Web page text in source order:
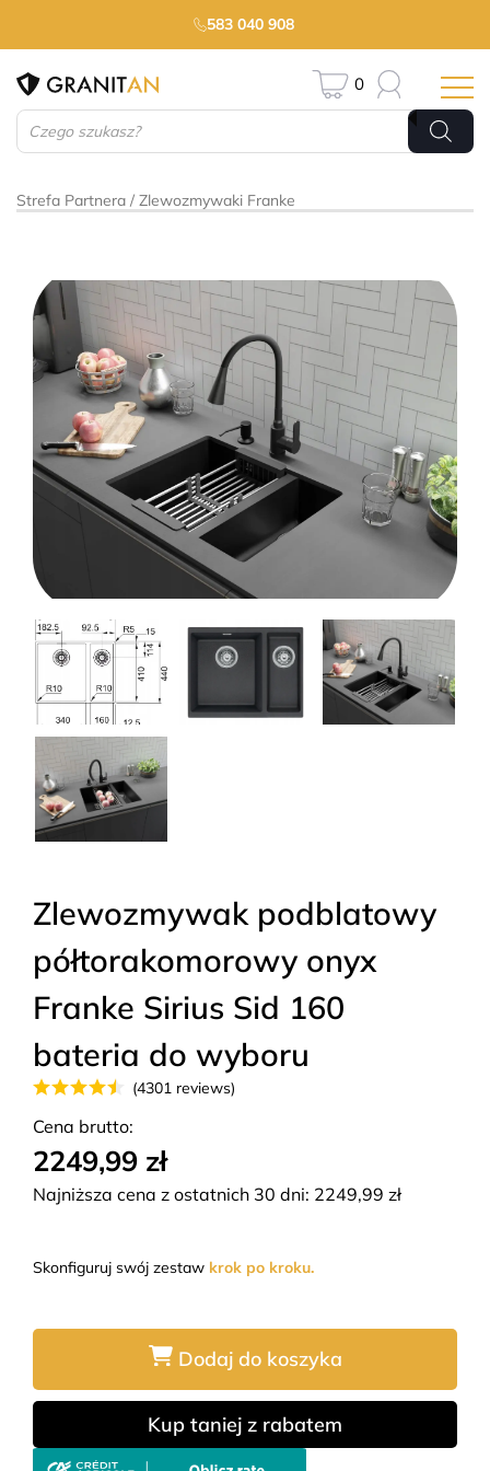
583 040 908
Wyszukiwarka
produktów
0
Strefa Partnera Zlewozmywaki Franke
Zlewozmywak podblatowy
półtorakomorowy onyx
Franke Sirius Sid 160
bateria do wyboru
(4301 reviews)
Cena brutto:
2249,99 zł
Najniższa cena z ostatnich 30 dni: 2249,99 zł
Skonfiguruj swój zestaw krok po kroku.
Dodaj do koszyka
Kup taniej z rabatem